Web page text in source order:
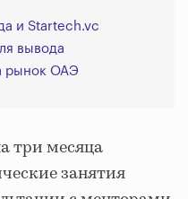
и Startech.vc
вывода
рынок ОАЭ
три месяца
занятия